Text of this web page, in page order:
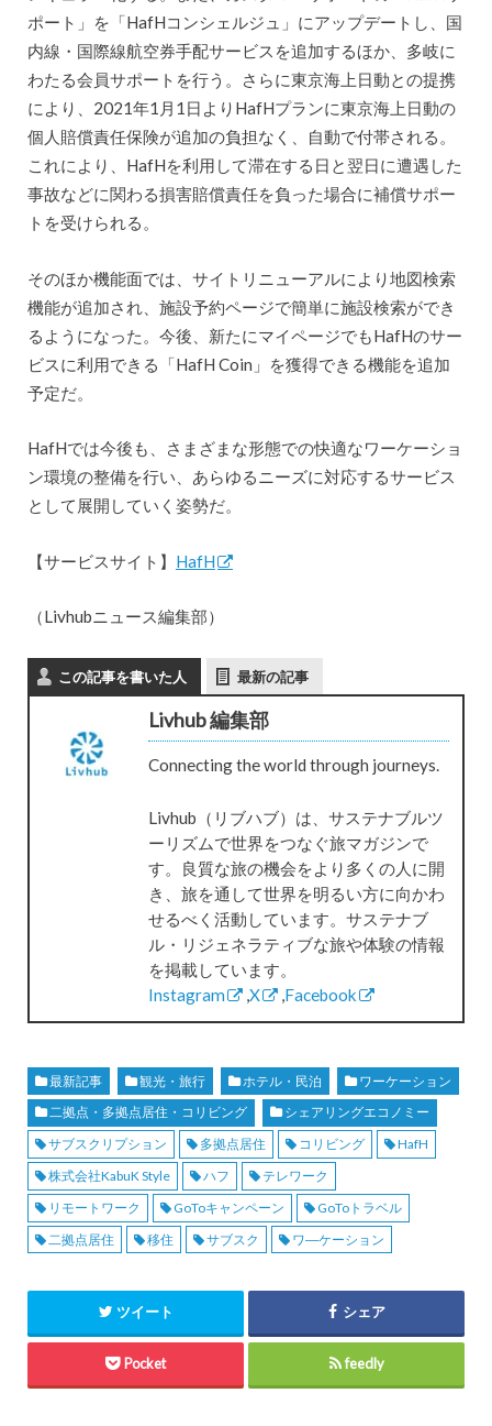
ポート」を「HafHコンシェルジュ」にアップデートし、国
内線・国際線航空券手配サービスを追加するほか、多岐に
わたる会員サポートを行う。さらに東京海上日動との提携
により、2021年1月1日よりHafHプランに東京海上日動の
個人賠償責任保険が追加の負担なく、自動で付帯される。
これにより、HafHを利用して滞在する日と翌日に遭遇した
事故などに関わる損害賠償責任を負った場合に補償サポー
トを受けられる。
そのほか機能面では、サイトリニューアルにより地図検索
機能が追加され、施設予約ページで簡単に施設検索ができ
るようになった。今後、新たにマイページでもHafHのサー
ビスに利用できる「HafH Coin」を獲得できる機能を追加
予定だ。
HafHでは今後も、さまざまな形態での快適なワーケーショ
ン環境の整備を行い、あらゆるニーズに対応するサービス
として展開していく姿勢だ。
【サービスサイト】 HafH
（Livhubニュース編集部）
この記事を書いた人 最新の記事
Livhub 編集部
Connecting the world through journeys.
Livhub（リブハブ）は、サステナブルツ
ーリズムで世界をつなぐ旅マガジンで
す。良質な旅の機会をより多くの人に開
き、旅を通して世界を明るい方に向かわ
せるべく活動しています。サステナブ
ル・リジェネラティブな旅や体験の情報
を掲載しています。
Instagram
X Facebook
最新記事 観光・旅行 ホテル・民泊
ワーケーション
二拠点・多拠点居住・コリビング
シェアリングエコノミー
サブスクリプション
多拠点居住 コリビング
HafH
株式会社KabuK Style
ハフ
テレワーク
リモートワーク
GoToキャンペーン
GoToトラベル
二拠点居住
移住 サブスク ワ―ケーション
ツイート シェア
Pocket feedly